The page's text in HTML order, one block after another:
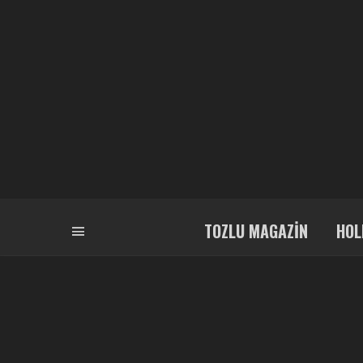
TOZLU MAGAZIN